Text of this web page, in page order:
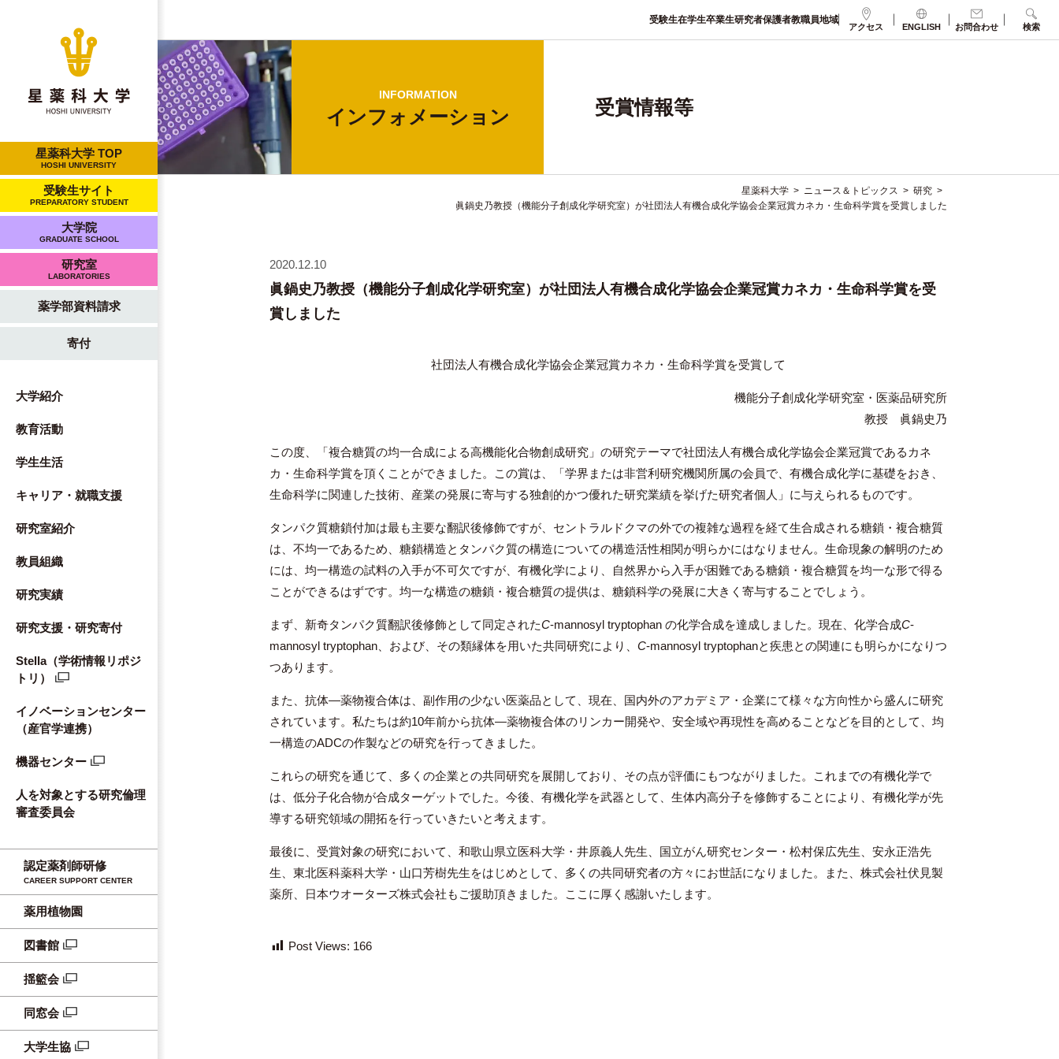
星薬科大学 TOP
HOSHI UNIVERSITY
受験生サイト
PREPARATORY STUDENT
大学院
GRADUATE SCHOOL
研究室
LABORATORIES
薬学部資料請求
寄付
大学紹介
教育活動
学生生活
キャリア・就職支援
研究室紹介
教員組織
研究実績
研究支援・研究寄付
Stella（学術情報リポジ
トリ）
イノベーションセンター
（産官学連携）
機器センター
人を対象とする研究倫理
審査委員会
認定薬剤師研修
CAREER SUPPORT CENTER
薬用植物園
図書館
揺籃会
同窓会
大学生協
受験生在学生卒業生研究者保護者教職員地域
アクセス ENGLISH お問合わせ 検索
INFORMATION
インフォ メーション 受賞情報等
星薬科大学 > ニュース＆トピックス > 研究 >
眞鍋史乃教授（機能分子創成化学研究室）が社団法人有機合成化学協会企業冠賞カネカ・生命科学賞を受賞しました
2020.12.10
眞鍋史乃教授（機能分子創成化学研究室）が社団法人有機合成化学協会企業冠賞カネカ・生命科学賞を受
賞しました
社団法人有機合成化学協会企業冠賞カネカ・生命科学賞を受賞して
機能分子創成化学研究室・医薬品研究所
教授 眞鍋史乃
この度、「複合糖質の均一合成による高機能化合物創成研究」の研究テーマで社団法人有機合成化学協会企業冠賞であるカネ
カ・生命科学賞を頂くことができました。この賞は、「学界または非営利研究機関所属の会員で、有機合成化学に基礎をおき、
生命科学に関連した技術、産業の発展に寄与する独創的かつ優れた研究業績を挙げた研究者個人」に与えられるものです。
タンパク質糖鎖付加は最も主要な翻訳後修飾ですが、セントラルドクマの外での複雑な過程を経て生合成される糖鎖・複合糖質
は、不均一であるため、糖鎖構造とタンパク質の構造についての構造活性相関が明らかにはなりません。生命現象の解明のため
には、均一構造の試料の入手が不可欠ですが、有機化学により、自然界から入手が困難である糖鎖・複合糖質を均一な形で得る
ことができるはずです。均一な構造の糖鎖・複合糖質の提供は、糖鎖科学の発展に大きく寄与することでしょう。
まず、新奇タンパク質翻訳後修飾として同定されたC-mannosyl tryptophan の化学合成を達成しました。現在、化学合成C-
mannosyl tryptophan、および、その類縁体を用いた共同研究により、 C-mannosyl tryptophanと疾患との関連にも明らかになりつ
つあります。
また、抗体―薬物複合体は、副作用の少ない医薬品として、現在、国内外のアカデミア・企業にて様々な方向性から盛んに研究
されています。私たちは約10年前から抗体―薬物複合体のリンカー開発や、安全域や再現性を高めることなどを目的として、均
一構造のADCの作製などの研究を行ってきました。
これらの研究を通じて、多くの企業との共同研究を展開しており、その点が評価にもつながりました。これまでの有機化学で
は、低分子化合物が合成ターゲットでした。今後、有機化学を武器として、生体内高分子を修飾することにより、有機化学が先
導する研究領域の開拓を行っていきたいと考えます。
最後に、受賞対象の研究において、和歌山県立医科大学・井原義人先生、国立がん研究センター・松村保広先生、安永正浩先
生、東北医科薬科大学・山口芳樹先生をはじめとして、多くの共同研究者の方々にお世話になりました。また、株式会社伏見製
薬所、日本ウオーターズ株式会社もご援助頂きました。ここに厚く感謝いたします。
Post Views: 166